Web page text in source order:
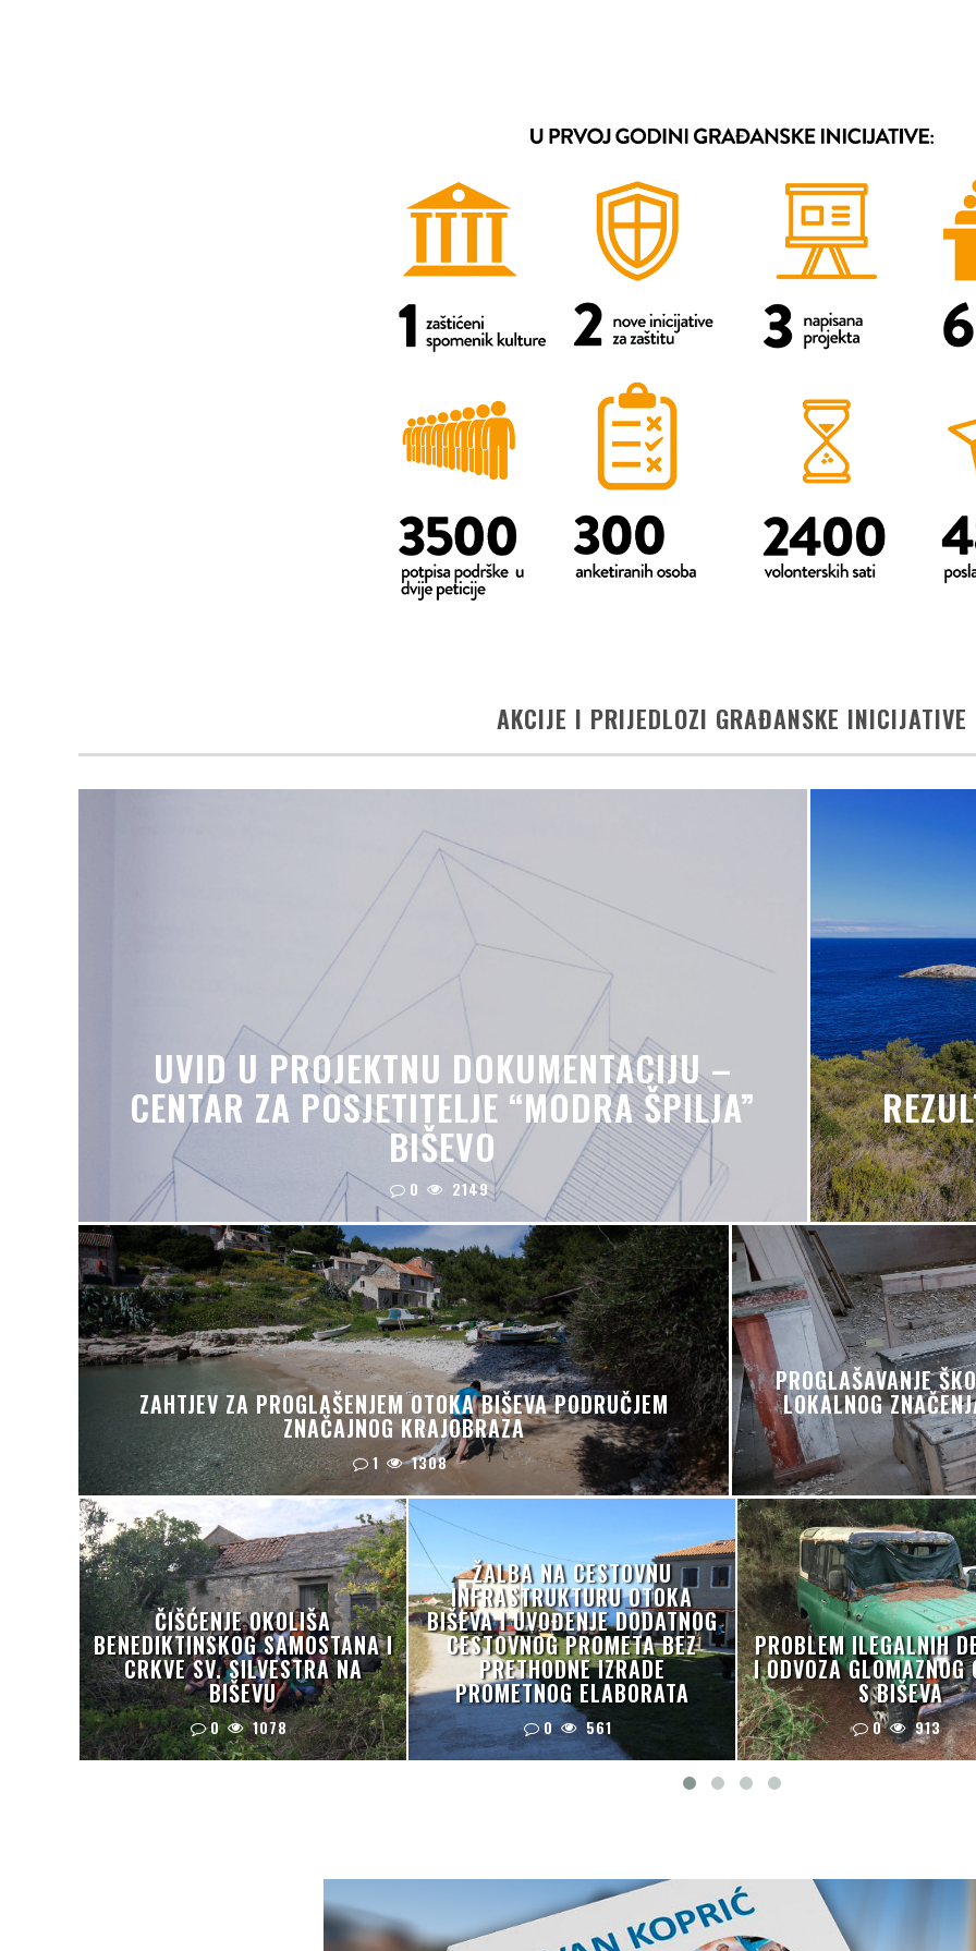
AKCIJE I PRIJEDLOZI GRAĐANSKE INICIJATIVE
UVID U PROJEKTNU DOKUMENTACIJU –
CENTAR ZA POSJETITELJE “MODRA ŠPILJA”
BIŠEVO
0 2149
ZAHTJEV ZA PROGLAŠENJEM OTOKA BIŠEVA PODRUČJEM
ZNAČAJNOG KRAJOBRAZA
1 1308
PROGLAŠAVANJE
LOKALNOG
ČIŠĆENJE OKOLIŠA
BENEDIKTINSKOG SAMOSTANA I
CRKVE SV. SILVESTRA NA
BIŠEVU
0 1078
ŽALBA NA CESTOVNU
INFRASTRUKTURU OTOKA
BIŠEVA I UVOĐENJE DODATNOG
CESTOVNOG PROMETA BEZ
PRETHODNE IZRADE
PROMETNOG ELABORATA
0 561
PROBLEM ILEGALNIH
I ODVOZA GLOMAZNOG
S BIŠEVA
0 913